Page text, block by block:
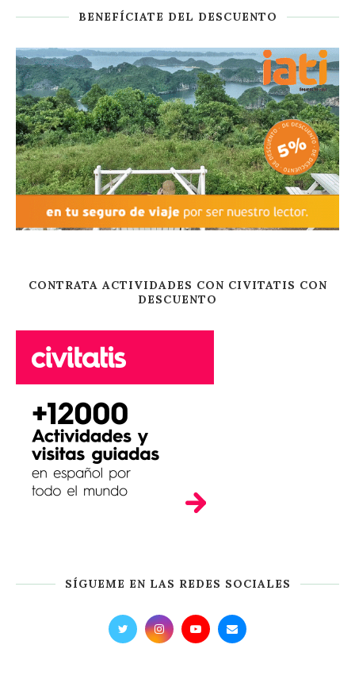
BENEFÍCIATE DEL DESCUENTO
CONTRATA ACTIVIDADES CON CIVITATIS CON
DESCUENTO
SÍGUEME EN LAS REDES SOCIALES